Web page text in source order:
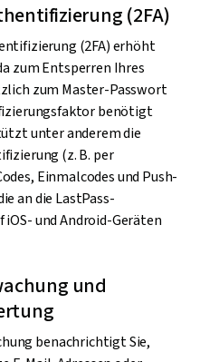
(2FA)
(2FA) erhöht
zum Entsperren Ihres
zum Master-Passwort
benötigt
unter anderem die
(z. B. per
Einmalcodes und Push-
an die LastPass-
und Android-Geräten
und
benachrichtigt Sie,